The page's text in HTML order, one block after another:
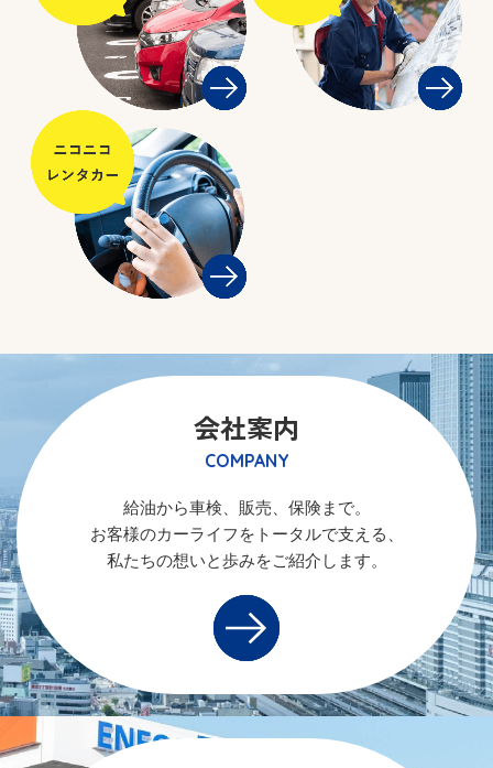
会社案内
COMPANY
給油から車検、販売、保険まで。
お客様のカーライフをトータルで支える、
私たちの想いと歩みをご紹介します。